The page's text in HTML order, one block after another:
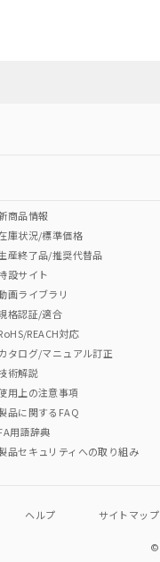
ダ
Cr(VI)
あっても、流通在庫等で
くは販売店へお問い合わ
商品情報
庫状況/標準価格
産終了品/推奨代替品
設サイト
画ライブラリ
格認証/適合
REACH対応
タログ/マニュアル訂正
術解説
用上の注意事項
品に関するFAQ
用語辞典
品セキュリティへの取り組み
ヘルプ サイトマップ
©